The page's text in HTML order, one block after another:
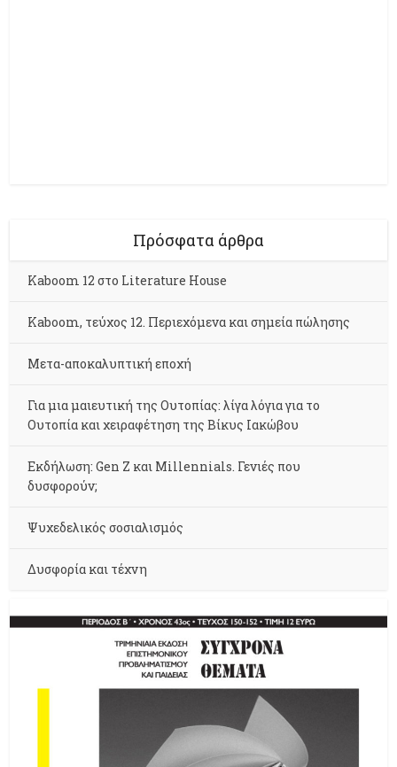
Πρόσφατα άρθρα
Kaboom 12 στο Literature House
Kaboom, τεύχος 12. Περιεχόμενα και σημεία πώλησης
Μετα-αποκαλυπτική εποχή
Για μια μαιευτική της Ουτοπίας: λίγα λόγια για το
Ουτοπία και χειραφέτηση της Βίκυς Ιακώβου
Εκδήλωση: Gen Z και Millennials. Γενιές που
δυσφορούν;
Ψυχεδελικός σοσιαλισμός
Δυσφορία και τέχνη